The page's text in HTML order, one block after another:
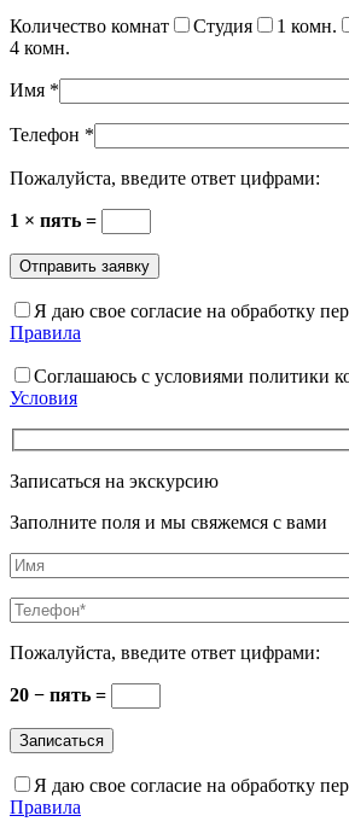
Количество комнат Студия 1 комн.
4 комн.
Имя *
Телефон *
Пожалуйста, введите ответ цифрами:
1 × пять =
Я даю свое согласие на обработку
Правила
Соглашаюсь с условиями политики
Условия
Записаться на экскурсию
Заполните поля и мы свяжемся с вами
Пожалуйста, введите ответ цифрами:
20 − пять =
Я даю свое согласие на обработку
Правила